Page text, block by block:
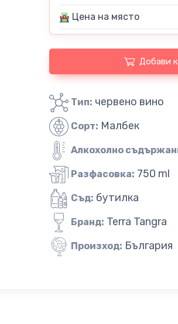
Цена на място
Добави
Тип: червено вино
Сорт: Малбек
Алкохолно
Разфасовка: 750 ml
Съд: бутилка
Бранд: Terra Tangra
Произход: България